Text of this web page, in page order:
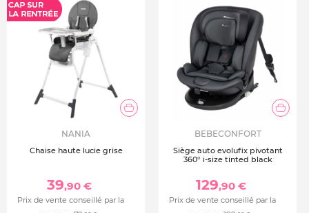
NANIA
Chaise haute lucie grise
39,90 €
Prix de vente conseillé par la
BEBECONFORT
Siège auto evolufix pivotant
360° i-size tinted black
129,90 €
Prix de vente conseillé par la